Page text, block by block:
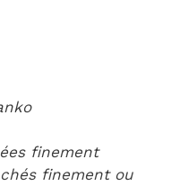
finement
finement ou